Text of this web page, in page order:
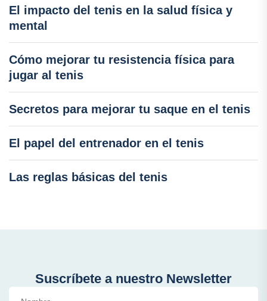
El impacto del tenis en la salud física y
mental
Cómo mejorar tu resistencia física para
jugar al tenis
Secretos para mejorar tu saque en el tenis
El papel del entrenador en el tenis
Las reglas básicas del tenis
Suscríbete a nuestro Newsletter